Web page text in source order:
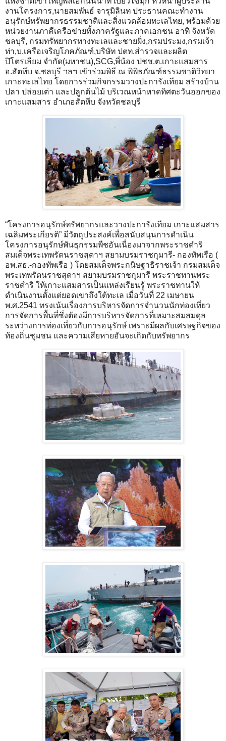
งานโครงการ,นายสมพันธ์ จารุมิลินท ประธานคณะทำงาน
อนุรักษ์ทรัพยากรธรรมชาติและสิ่งแวดล้อมทะเลไทย, พร้อมด้วย
หน่วยงานภาคีเครือข่ายทั้งภาครัฐและภาคเอกชน อาทิ จังหวัด
ชลบุรี, กรมทรัพยากรทางทะเลและชายฝั่ง,กรมประมง,กรมเจ้า
ท่า,บ.เครือเจริญโภคภัณฑ์,บริษัท ปตท.สำรวจและผลิต
ปิโตรเลียม จำกัด(มหาชน),SCG,พี่น้อง ปชช.ต.เกาะแสมสาร
อ.สัตหีบ จ.ชลบุรี ฯลฯ เข้าร่วมพิธี ณ พิพิธภัณฑ์ธรรมชาติวิทยา
เกาะทะเลไทย โดยการร่วมกิจกรรมวางปะการังเทียม สร้างบ้าน
ปลา ปล่อยเต่า และปลูกต้นไม้ บริเวณหน้าหาดทิศตะวันออกของ
เกาะแสมสาร อำเภอสัตหีบ จังหวัดชลบุรี
“โครงการอนุรักษ์ทรัพยากรและวางปะการังเทียม เกาะแสมสาร
เฉลิมพระเกียรติ” มีวัตถุประสงค์เพื่อสนับสนุนการดำเนิน
โครงการอนุรักษ์พันธุกรรมพืชอันเนื่องมาจากพระราชดำริ
สมเด็จพระเทพรัตนราชสุดาฯ สยามบรมราชกุมารี- กองทัพเรือ (
อพ.สธ.-กองทัพเรือ ) โดยสมเด็จพระกนิษฐาธิราชเจ้า กรมสมเด็จ
พระเทพรัตนราชสุดาฯ สยามบรมราชกุมารี พระราชทานพระ
ราชดำริ ให้เกาะแสมสารเป็นแหล่งเรียนรู้ พระราชทานให้
ดำเนินงานตั้งแต่ยอดเขาถึงใต้ทะเล เมื่อวันที่ 22 เมษายน
พ.ศ.2541 ทรงเน้นเรื่องการบริหารจัดการจำนวนนักท่องเที่ยว
การจัดการพื้นที่ซึ่งต้องมีการบริหารจัดการที่เหมาะสมสมดุล
ระหว่างการท่องเที่ยวกับการอนุรักษ์ เพราะมีผลกับเศรษฐกิจของ
ท้องถิ่นชุมชน และความเสียหายอันจะเกิดกับทรัพยากร